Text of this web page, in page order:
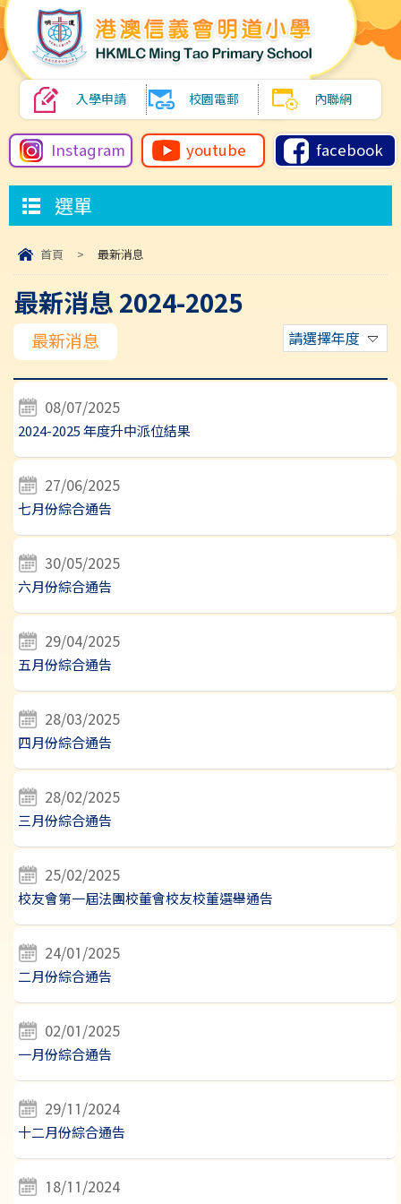
入學申請 校園電郵 內聯網
Instagram youtube facebook
選單
首頁 > 最新消息
最新消息 2024-2025
請選擇年度
最新消息
08/07/2025
2024-2025 年度升中派位結果
27/06/2025
七月份綜合通告
30/05/2025
六月份綜合通告
29/04/2025
五月份綜合通告
28/03/2025
四月份綜合通告
28/02/2025
三月份綜合通告
25/02/2025
校友會第一屆法團校董會校友校董選舉通告
24/01/2025
二月份綜合通告
02/01/2025
一月份綜合通告
29/11/2024
十二月份綜合通告
18/11/2024